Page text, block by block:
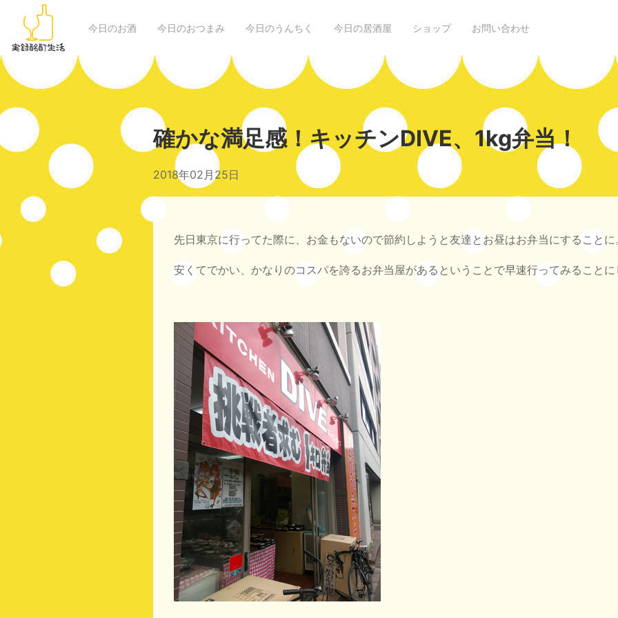
今日のお酒 今日のおつまみ 今日のうんちく 今日の居酒屋 ショップ お問い合わせ
確かな満足感！キッチンDIVE、1kg弁当！
2018年02月25日
先日東京に行ってた際に、お金もないので節約しようと友達とお昼はお弁当にすることに
安くてでかい、かなりのコスパを誇るお弁当屋があるということで早速行ってみること